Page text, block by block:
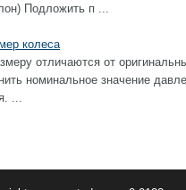
Подложить п ...
колеса
отличаются от
номинальное значение
...